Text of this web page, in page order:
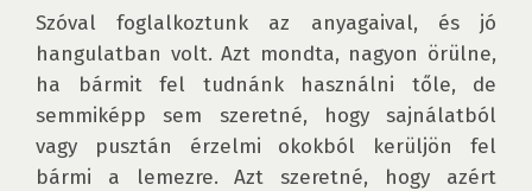
Szóval foglalkoztunk az anyagaival, és jó
hangulatban volt. Azt mondta, nagyon örülne,
ha bármit fel tudnánk használni tőle, de
semmiképp sem szeretné, hogy sajnálatból
vagy pusztán érzelmi okokból kerüljön fel
bármi a lemezre. Azt szeretné, hogy azért